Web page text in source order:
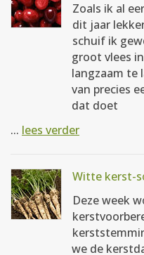
Zoals ik al
dit jaar
schuif ik
groot vlees
langzaam te
van precies
dat doet
... lees verder
Witte kerst-
Deze week
we de